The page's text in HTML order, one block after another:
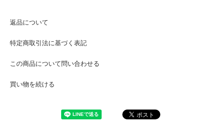
返品について
特定商取引法に基づく表記
この商品について問い合わせる
買い物を続ける